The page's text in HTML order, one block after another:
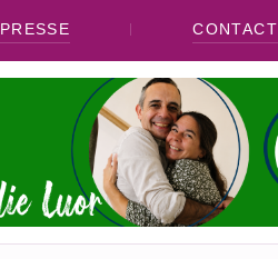
CONTACT